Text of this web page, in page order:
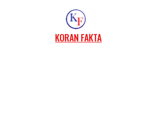
KORAN FAKTA